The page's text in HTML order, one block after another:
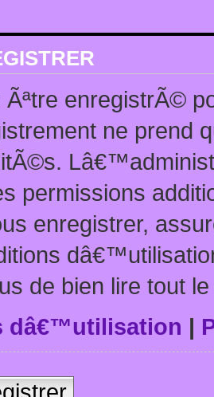
Ãªtre enregistrÃ©
ne prend
permissions
enregistrer,
de bien lire tout
dâ€™utilisation |